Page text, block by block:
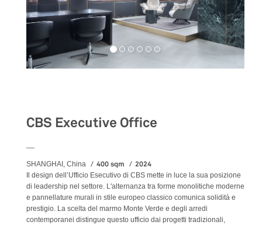
CBS Executive Office
SHANGHAI, China 400 sqm 2024
Il design dell’Ufficio Esecutivo di CBS mette in luce la sua posizione
di leadership nel settore. L'alternanza tra forme monolitiche moderne
e pannellature murali in stile europeo classico comunica solidità e
prestigio. La scelta del marmo Monte Verde e degli arredi
contemporanei distingue questo ufficio dai progetti tradizionali,